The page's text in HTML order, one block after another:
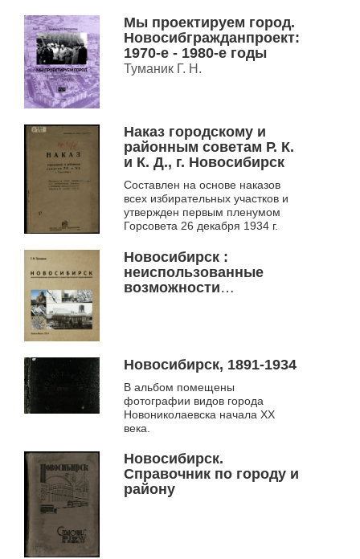
т.п.
Мы проектируем город.
Новосибгражданпроект:
1970-е - 1980-е годы
Туманик Г. Н.
Наказ городскому и
районным советам Р. К.
и К. Д., г. Новосибирск
Составлен на основе наказов
всех избирательных участков и
утвержден первым пленумом
Горсовета 26 декабря 1934 г.
Новосибирск :
неиспользованные
возможности
Новосибирск, 1891-1934
В альбом помещены
фотографии видов города
Новониколаевска начала ХХ
века.
Новосибирск.
Справочник по городу и
району